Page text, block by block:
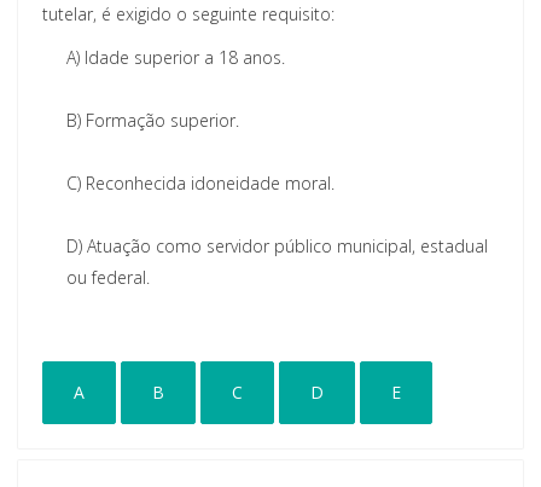
tutelar, é exigido o seguinte requisito:
A) Idade superior a 18 anos.
B) Formação superior.
C) Reconhecida idoneidade moral.
D) Atuação como servidor público municipal, estadual
ou federal.
A B C D E